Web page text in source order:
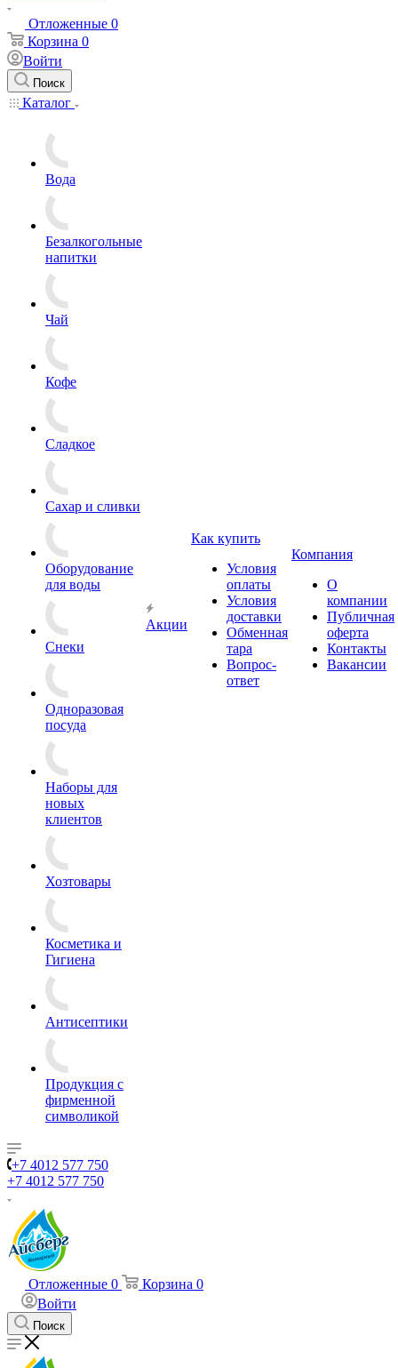
Отложенные 0
Корзина 0
Войти
Поиск
Каталог
Вода
Безалкогольные
напитки
Чай
Кофе
Сладкое
Сахар и сливки
Оборудование
для воды
Снеки
Одноразовая
посуда
Наборы для
новых
клиентов
Хозтовары
Косметика и
Гигиена
Антисептики
Продукция с
фирменной
символикой
Акции
Как купить
Условия
оплаты
Условия
доставки
Обменная
тара
Вопрос-
ответ
Компания
О
компании
Публичная
оферта
Контакты
Вакансии
+7 4012 577 750
+7 4012 577 750
Отложенные 0 Корзина 0
Войти
Поиск